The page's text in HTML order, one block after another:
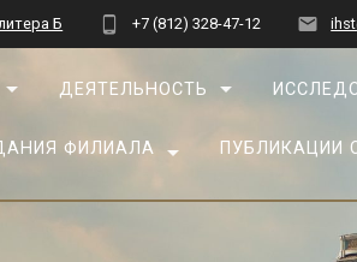
Б +7 (812) 328-47-12
ДЕЯТЕЛЬНОСТЬ
ФИЛИАЛА ПУБЛИКАЦИИ